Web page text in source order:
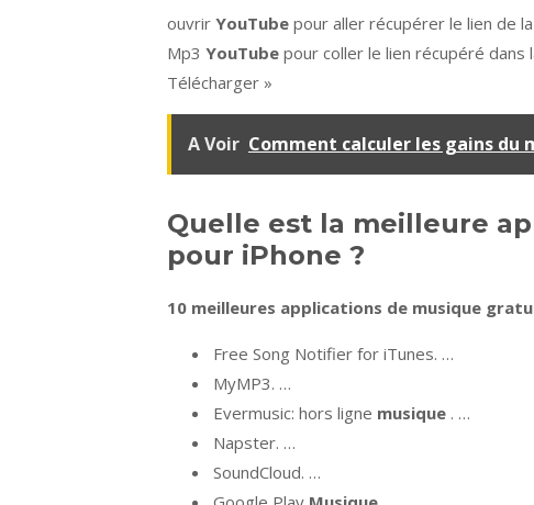
ouvrir YouTube pour aller récupérer le lien de
Mp3 YouTube pour coller le lien récupéré
Télécharger »
A Voir Comment calculer les gains du
Quelle est la meilleure
pour iPhone ?
10 meilleures applications de musique
Free Song Notifier for iTunes. …
MyMP3. …
Evermusic: hors ligne musique . …
Napster. …
SoundCloud. …